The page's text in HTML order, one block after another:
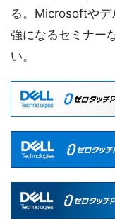
る。Microsoftやデ
強になるセミナー
い。